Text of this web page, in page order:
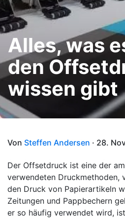
Alles, was
den
wissen gibt
Von Steffen Andersen · 28.
Der Offsetdruck ist eine der
verwendeten Druckmethoden,
den Druck von Papierartikeln
Zeitungen und Pappbechern
er so häufig verwendet wird,